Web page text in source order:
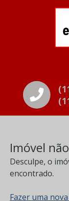
Imóvel
Desculpe, o
encontrado.
Fazer uma